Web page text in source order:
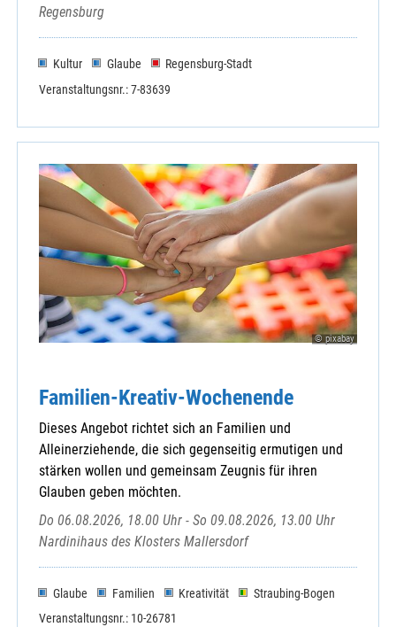
Regensburg
Kultur Glaube
Regensburg-Stadt
Veranstaltungsnr.: 7-83639
© pixabay
Familien-Kreativ-Wochenende
Dieses Angebot richtet sich an Familien und
Alleinerziehende, die sich gegenseitig ermutigen und
stärken wollen und gemeinsam Zeugnis für ihren
Glauben geben möchten.
Do 06.08.2026, 18.00 Uhr - So 09.08.2026, 13.00 Uhr
Nardinihaus des Klosters Mallersdorf
Glaube Familien Kreativität
Straubing-Bogen
Veranstaltungsnr.: 10-26781